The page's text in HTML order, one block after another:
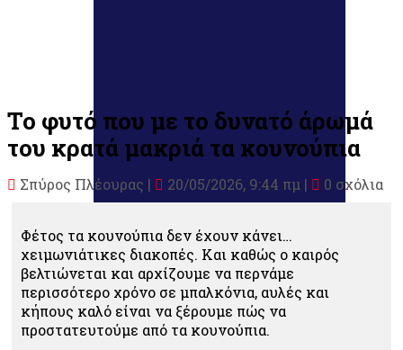
Το φυτό που με το δυνατό άρωμά
του κρατά μακριά τα κουνούπια
Σπύρος Πλέουρας | 20/05/2026, 9:44 πμ | 0 σχόλια
Φέτος τα κουνούπια δεν έχουν κάνει…
χειμωνιάτικες διακοπές. Και καθώς ο καιρός
βελτιώνεται και αρχίζουμε να περνάμε
περισσότερο χρόνο σε μπαλκόνια, αυλές και
κήπους καλό είναι να ξέρουμε πώς να
προστατευτούμε από τα κουνούπια.